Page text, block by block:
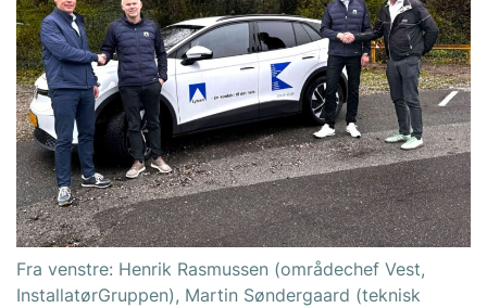
Fra venstre: Henrik Rasmussen (områdechef Vest,
InstallatørGruppen), Martin Søndergaard (teknisk